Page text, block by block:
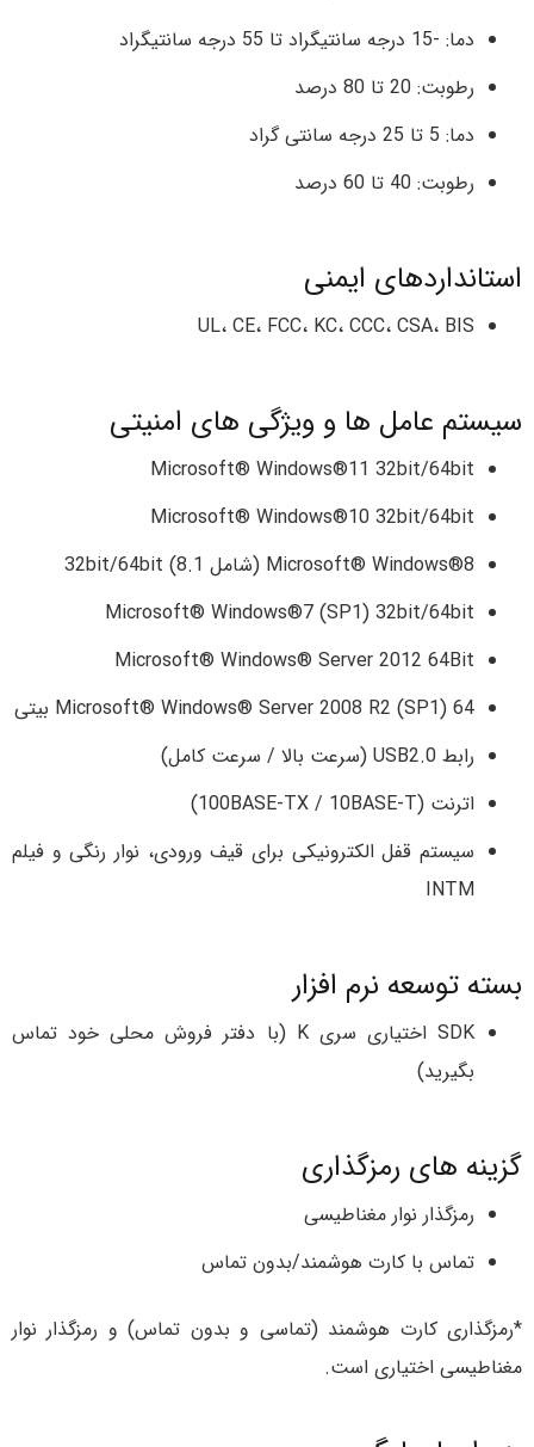
دما: -15 درجه سانتیگراد تا 55 درجه سانتیگراد
رطوبت: 20 تا 80 درصد
دما: 5 تا 25 درجه سانتی گراد
رطوبت: 40 تا 60 درصد
استانداردهای ایمنی
UL، CE، FCC، KC، CCC، CSA، BIS
سیستم عامل ها و ویژگی های امنیتی
Microsoft® Windows®11 32bit/64bit
Microsoft® Windows®10 32bit/64bit
Microsoft® Windows®8 (شامل 8.1) 32bit/64bit
Microsoft® Windows®7 (SP1) 32bit/64bit
Microsoft® Windows® Server 2012 64Bit
Microsoft® Windows® Server 2008 R2 (SP1) 64 بیتی
رابط USB2.0 (سرعت بالا / سرعت کامل)
اترنت (100BASE-TX / 10BASE-T)
سیستم قفل الکترونیکی برای قیف ورودی، نوار رنگی و فیلم
INTM
بسته توسعه نرم افزار
SDK اختیاری سری K (با دفتر فروش محلی خود تماس
بگیرید)
گزینه های رمزگذاری
رمزگذار نوار مغناطیسی
تماس با کارت هوشمند/بدون تماس
*رمزگذاری کارت هوشمند (تماسی و بدون تماس) و رمزگذار نوار
مغناطیسی اختیاری است.